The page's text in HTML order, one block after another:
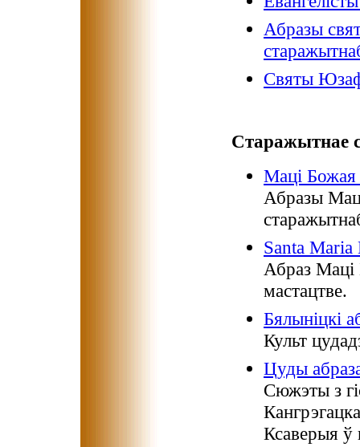
Абразы
Святы Юзаф
Старажытнае
Маці
Абразы
Santa Maria
Абраз Маці
мастацтве.
Бялыніцкі
Культ
Цуды
Сюжэты з
Ксаверыя ў